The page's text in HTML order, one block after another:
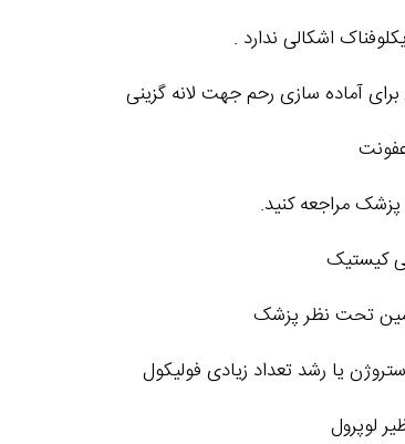
اشکالی ندارد .
آماده‌ سازی رحم جهت لانه ‌گزینی
مراجعه کنید.
کیستیک
تحت نظر پزشک
یا رشد تعداد زیادی فولیکول
لوپرول